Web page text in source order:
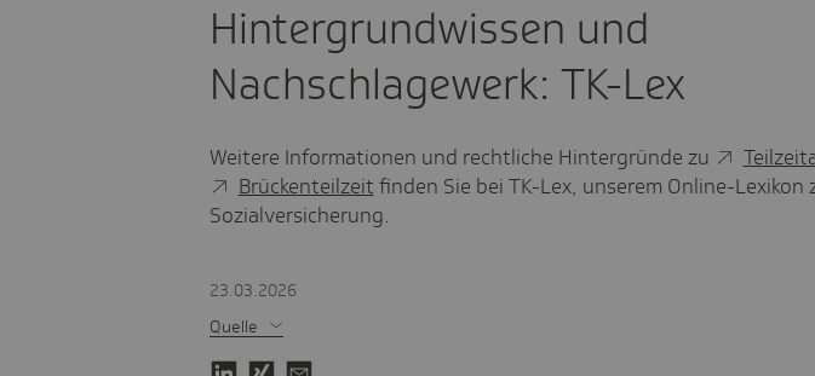
Hintergrundwissen und
Nachschlagewerk: TK-Lex
Weitere Informationen und rechtliche Hintergründe zu
Brückenteilzeit finden Sie bei TK-Lex, unserem Online-Lexikon
Sozialversicherung.
23.03.2026
Quelle